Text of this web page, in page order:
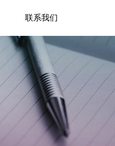
联系我们